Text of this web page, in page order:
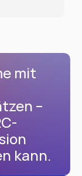
mit
–
kann.